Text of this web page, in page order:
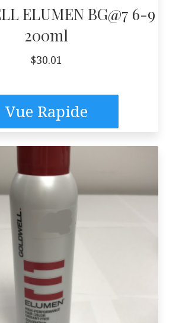
ELUMEN BG@7 6-9
200ml
$30.01
Vue Rapide